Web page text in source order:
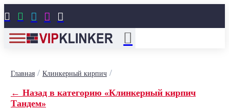
    
Главная/ Клинкерный кирпич/
← Назад в категорию «Клинкерный кирпич
Тандем»